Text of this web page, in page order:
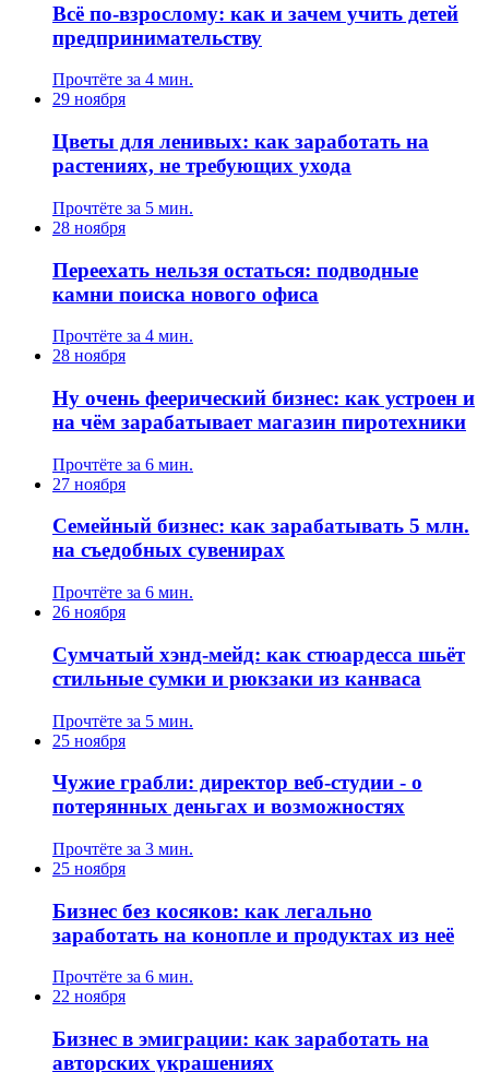
Всё по-взрослому: как и зачем учить детей
предпринимательству
Прочтёте за 4 мин.
29 ноября
Цветы для ленивых: как заработать на
растениях, не требующих ухода
Прочтёте за 5 мин.
28 ноября
Переехать нельзя остаться: подводные
камни поиска нового офиса
Прочтёте за 4 мин.
28 ноября
Ну очень феерический бизнес: как устроен и
на чём зарабатывает магазин пиротехники
Прочтёте за 6 мин.
27 ноября
Семейный бизнес: как зарабатывать 5 млн.
на съедобных сувенирах
Прочтёте за 6 мин.
26 ноября
Сумчатый хэнд-мейд: как стюардесса шьёт
стильные сумки и рюкзаки из канваса
Прочтёте за 5 мин.
25 ноября
Чужие грабли: директор веб-студии - о
потерянных деньгах и возможностях
Прочтёте за 3 мин.
25 ноября
Бизнес без косяков: как легально
заработать на конопле и продуктах из неё
Прочтёте за 6 мин.
22 ноября
Бизнес в эмиграции: как заработать на
авторских украшениях